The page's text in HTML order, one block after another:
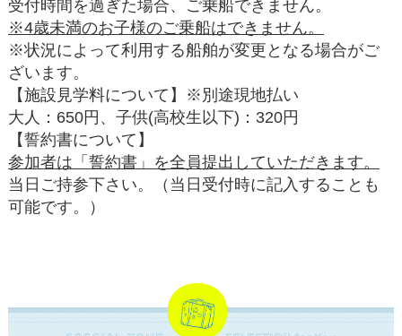
受付時間を過ぎた場合、ご乗船できません。
※4歳未満のお子様のご乗船はできません。
※状況によって利用する船舶が変更となる場合がご
ざいます。
【施設見学料について】※別途現地払い
大人：650円、子供(高校生以下)：320円
【誓約書について】
参加者は「誓約書」を全員提出していただきます。
当日ご持参下さい。（当日受付時に記入することも
可能です。）